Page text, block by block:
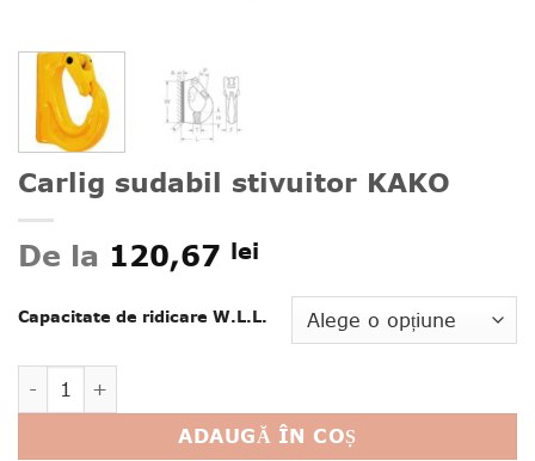
Carlig sudabil stivuitor KAKO
De la 120,67 lei
Capacitate de ridicare W.L.L.
Cantitate Carlig sudabil stivuitor KAKO
ADAUGĂ ÎN COȘ